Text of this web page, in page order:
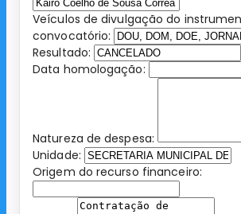
Veículos de divulgação do
convocatório:
Resultado:
Data homologação:
Natureza de despesa:
Unidade:
Origem do recurso financeiro: